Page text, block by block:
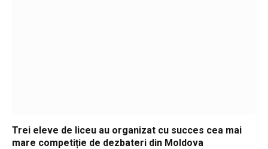
Trei eleve de liceu au organizat cu succes cea mai
mare competiție de dezbateri din Moldova